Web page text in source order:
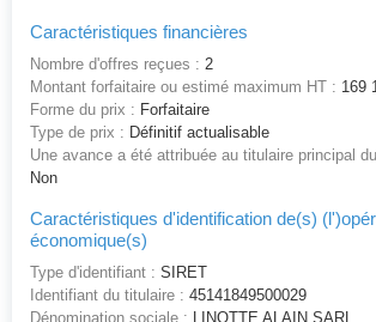
Caractéristiques financières
Nombre d'offres reçues : 2
Montant forfaitaire ou estimé maximum HT : 169
Forme du prix : Forfaitaire
Type de prix : Définitif actualisable
Une avance a été attribuée au titulaire principal
Non
Caractéristiques d'identification de(s)
économique(s)
Type d'identifiant : SIRET
Identifiant du titulaire : 45141849500029
Dénomination sociale : LINOTTE ALAIN SARL